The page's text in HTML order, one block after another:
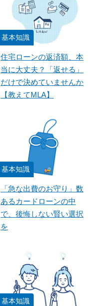
基本知識
住宅ローンの返済額、本
当に大丈夫？「返せる」
だけで決めていませんか
【教えてMLA】
基本知識
「急な出費のお守り」数
あるカードローンの中
で、後悔しない賢い選択
を
基本知識